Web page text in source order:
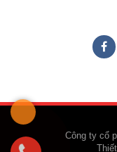
Công ty cổ